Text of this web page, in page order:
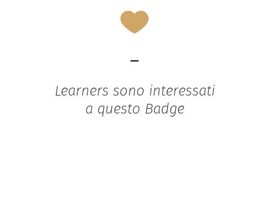
-
Learners sono interessati
a questo Badge